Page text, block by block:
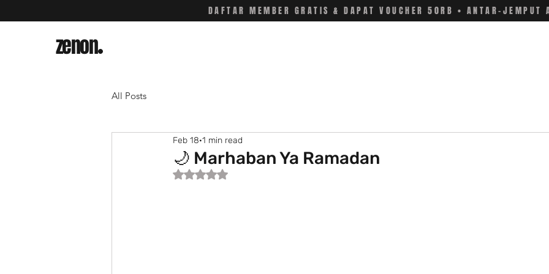
DAFTAR MEMBER GRATIS & DAPAT VOUCHER 50RB • ANTAR-JEMPUT
zenon.
All Posts
🌙 Marhaban Ya Ramadan
Feb 18 1 min read
Rated NaN out of 5 stars.